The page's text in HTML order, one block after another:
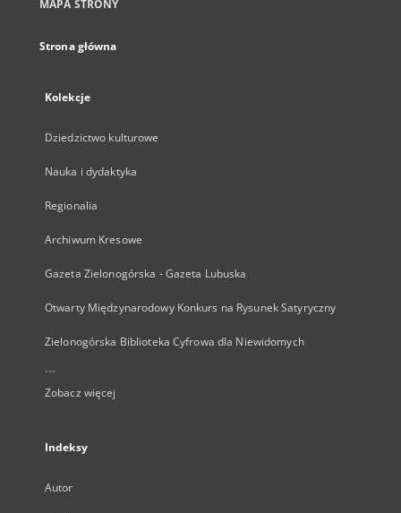
MAPA STRONY
Strona główna
Kolekcje
Dziedzictwo kulturowe
Nauka i dydaktyka
Regionalia
Archiwum Kresowe
Gazeta Zielonogórska - Gazeta Lubuska
Otwarty Międzynarodowy Konkurs na Rysunek Satyryczny
Zielonogórska Biblioteka Cyfrowa dla Niewidomych
...
Zobacz więcej
Indeksy
Autor